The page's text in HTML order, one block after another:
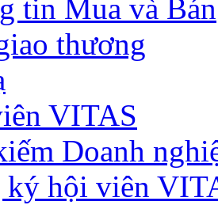
tin Mua và Bán
thương
VITAS
Doanh
ký hội viên